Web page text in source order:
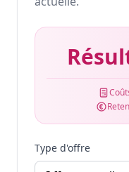
Type d'offre